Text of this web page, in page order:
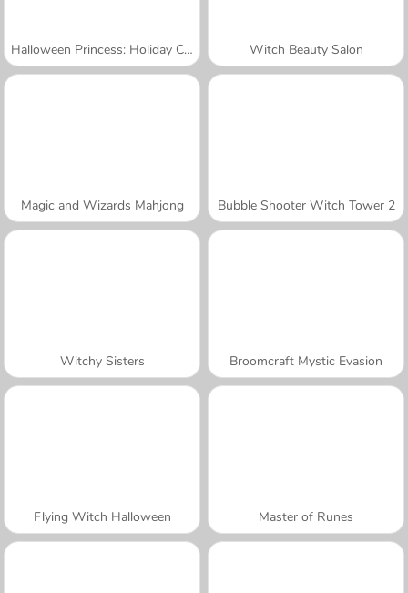
Halloween Princess: Holiday Castle Witch Beauty Salon
Magic and Wizards Mahjong Bubble Shooter Witch Tower 2
Witchy Sisters Broomcraft Mystic Evasion
Flying Witch Halloween Master of Runes